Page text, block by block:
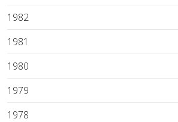
1982
1981
1980
1979
1978